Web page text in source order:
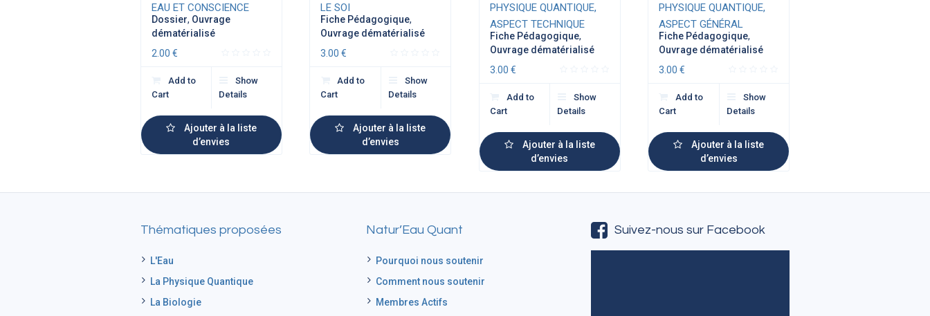
EAU ET CONSCIENCE
Dossier, Ouvrage
dématérialisé
2.00 €
Add to
Cart
Show
Details
Ajouter à la liste
d’envies
LE SOI
Fiche Pédagogique,
Ouvrage dématérialisé
3.00€
Add to
Cart
Show
Details
Ajouter à la liste
d’envies
PHYSIQUE QUANTIQUE,
ASPECT TECHNIQUE
Fiche Pédagogique,
Ouvrage dématérialisé
3.00 €
Add to
Cart
Show
Details
Ajouter à la liste
d’envies
PHYSIQUE QUANTIQUE,
ASPECT GÉNÉRAL
Fiche Pédagogique,
Ouvrage dématérialisé
3.00 €
Add to
Cart
Show
Details
Ajouter à la liste
d’envies
Thématiques proposées
L'Eau
La Physique Quantique
La Biologie
Natur’Eau Quant
Pourquoi nous soutenir
Comment nous soutenir
Membres Actifs
Suivez-nous sur Facebook